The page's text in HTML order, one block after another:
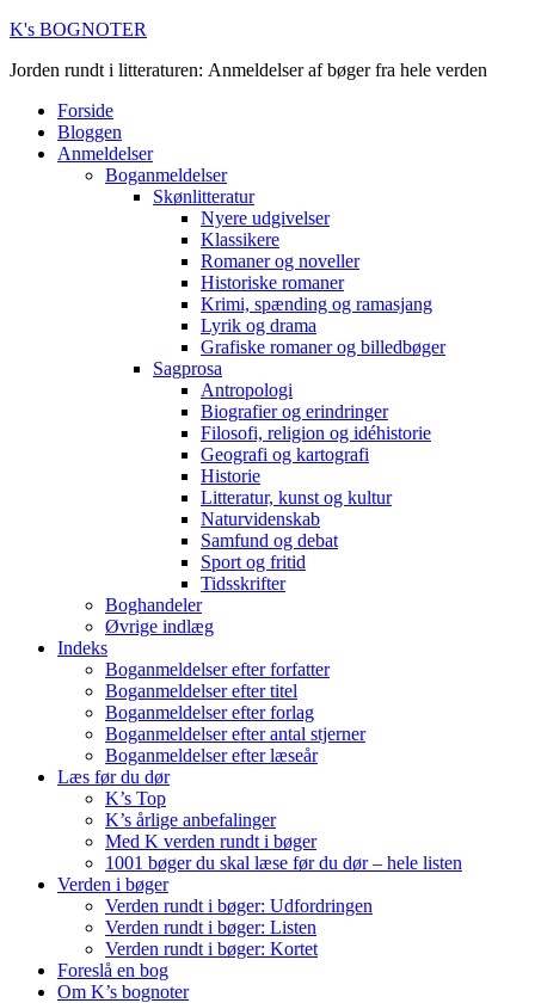
K's BOGNOTER
Jorden rundt i litteraturen: Anmeldelser af bøger fra hele verden
Forside
Bloggen
Anmeldelser
Boganmeldelser
Skønlitteratur
Nyere udgivelser
Klassikere
Romaner og noveller
Historiske romaner
Krimi, spænding og ramasjang
Lyrik og drama
Grafiske romaner og billedbøger
Sagprosa
Antropologi
Biografier og erindringer
Filosofi, religion og idéhistorie
Geografi og kartografi
Historie
Litteratur, kunst og kultur
Naturvidenskab
Samfund og debat
Sport og fritid
Tidsskrifter
Boghandeler
Øvrige indlæg
Indeks
Boganmeldelser efter forfatter
Boganmeldelser efter titel
Boganmeldelser efter forlag
Boganmeldelser efter antal stjerner
Boganmeldelser efter læseår
Læs før du dør
K’s Top
K’s årlige anbefalinger
Med K verden rundt i bøger
1001 bøger du skal læse før du dør – hele listen
Verden i bøger
Verden rundt i bøger: Udfordringen
Verden rundt i bøger: Listen
Verden rundt i bøger: Kortet
Foreslå en bog
Om K’s bognoter